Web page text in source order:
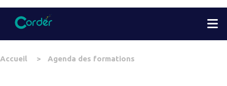
Aller
contenu
principal
You
Accueil Agenda des formations